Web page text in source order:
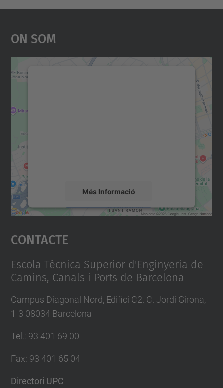
On Som
Més Informació
Accepta
powered by
Contacte
Escola Tècnica Superior d'Enginyeria de
Camins, Canals i Ports de Barcelona
Campus Diagonal Nord, Edifici C2. C. Jordi Girona,
1-3 08034 Barcelona
Tel.: 93 401 69 00
Fax: 93 401 65 04
Directori UPC